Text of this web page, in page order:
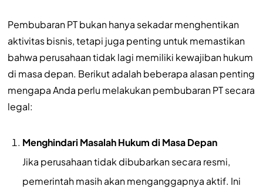
Pembubaran PT bukan hanya sekadar menghentikan
aktivitas bisnis, tetapi juga penting untuk memastikan
bahwa perusahaan tidak lagi memiliki kewajiban hukum
di masa depan. Berikut adalah beberapa alasan penting
mengapa Anda perlu melakukan pembubaran PT secara
legal:
Menghindari Masalah Hukum di Masa Depan
Jika perusahaan tidak dibubarkan secara resmi,
pemerintah masih akan menganggapnya aktif. Ini